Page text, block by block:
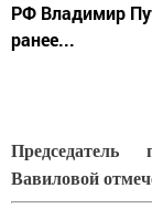
РФ Владимир
ранее...
Вавиловой